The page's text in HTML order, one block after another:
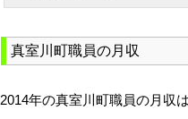
真室川町職員の月収
2014年の真室川町職員の月収